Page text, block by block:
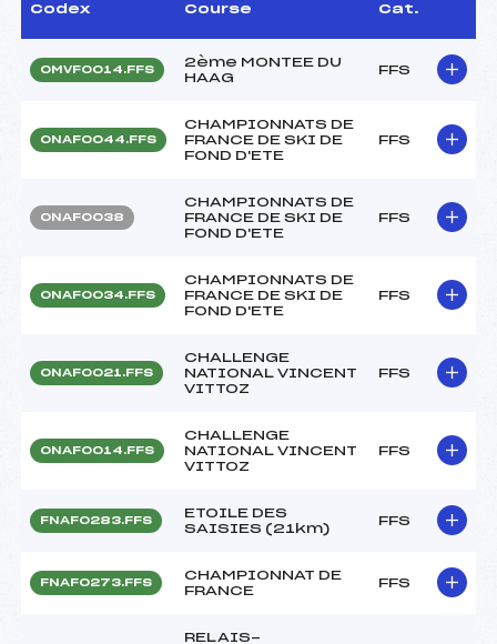
Codex Course Cat.
OMVF0014.FFS
2ème MONTEE DU
HAAG
FFS
ONAF0044.FFS
CHAMPIONNATS DE
FRANCE DE SKI DE
FOND D'ETE
FFS
ONAF0038
CHAMPIONNATS DE
FRANCE DE SKI DE
FOND D'ETE
FFS
ONAF0034.FFS
CHAMPIONNATS DE
FRANCE DE SKI DE
FOND D'ETE
FFS
ONAF0021.FFS
CHALLENGE
NATIONAL VINCENT
VITTOZ
FFS
ONAF0014.FFS
CHALLENGE
NATIONAL VINCENT
VITTOZ
FFS
FNAF0283.FFS
ETOILE DES
SAISIES (21km)
FFS
FNAF0273.FFS
CHAMPIONNAT DE
FRANCE
FFS
RELAIS-